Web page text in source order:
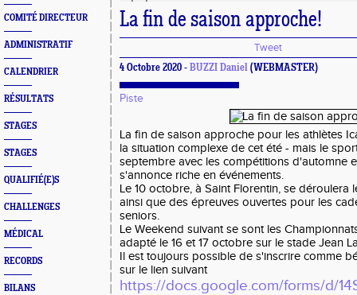
COMITÉ DIRECTEUR
ADMINISTRATIF
CALENDRIER
RÉSULTATS
STAGES
STAGES
QUALIFIÉ(E)S
CHALLENGES
MÉDICAL
RECORDS
BILANS
La fin de saison approche!
Tweet
4 Octobre 2020 - BUZZI Daniel (WEBMASTER)
Piste
La fin de saison approche pour les athlètes
la situation complexe de cet été - mais le
septembre avec les compétitions d'automne
s'annonce riche en événements.
Le 10 octobre, à Saint Florentin, se déroulera
ainsi que des épreuves ouvertes pour les
seniors.
Le Weekend suivant se sont les
adapté le 16 et 17 octobre sur le stade Jean
Il est toujours possible de s'inscrire comme
sur le lien suivant
https://docs.google.com/forms/d/